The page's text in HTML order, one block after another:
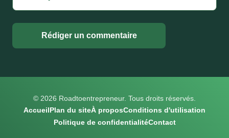
Rédiger un commentaire
© 2026 Roadtoentrepreneur. Tous droits réservés.
AccueilPlan du siteÀ proposConditions d'utilisation
Politique de confidentialitéContact